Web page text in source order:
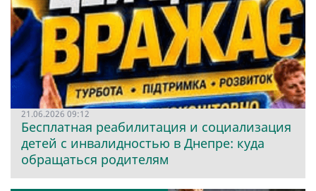
21.06.2026 09:12
Бесплатная реабилитация и социализация
детей с инвалидностью в Днепре: куда
обращаться родителям